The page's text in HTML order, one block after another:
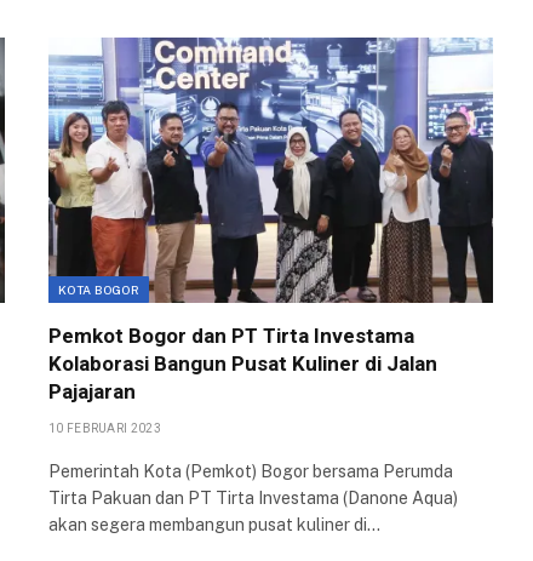
KOTA BOGOR
Pemkot Bogor dan PT Tirta Investama
Kolaborasi Bangun Pusat Kuliner di Jalan
Pajajaran
10 FEBRUARI 2023
Pemerintah Kota (Pemkot) Bogor bersama Perumda
Tirta Pakuan dan PT Tirta Investama (Danone Aqua)
akan segera membangun pusat kuliner di…